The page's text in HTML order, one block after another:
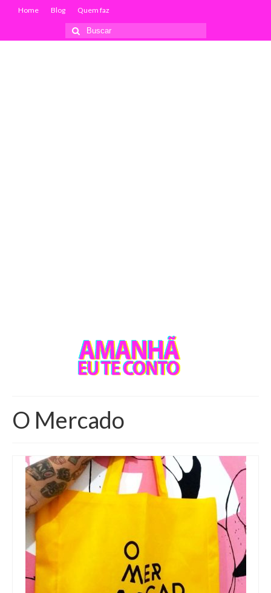
Home Blog Quem faz
Buscar
por:
O Mercado